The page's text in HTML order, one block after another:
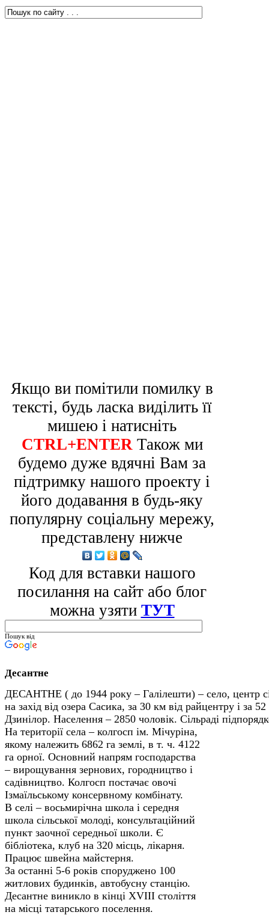
Якщо ви помітили помилку в
тексті, будь ласка виділить її
мишею і натисніть
CTRL+ENTER Також ми
будемо дуже вдячні Вам за
підтримку нашого проекту і
його додавання в будь-яку
популярну соціальну мережу,
представлену нижче
Код для вставки нашого
посилання на сайт або блог
можна узяти ТУТ
Пошук від
Десантне
ДЕСАНТНЕ ( до 1944 року – Галілешти) – село, центр
на захід від озера Сасика, за 30 км від райцентру і за 52
Дзинілор. Населення – 2850 чоловік. Сільраді
На території села – колгосп ім. Мічуріна,
якому належить 6862 га землі, в т. ч. 4122
га орної. Основний напрям господарства
– вирощування зернових, городництво і
садівництво. Колгосп постачає овочі
Ізмаїльському консервному комбінату.
В селі – восьмирічна школа і середня
школа сільської молоді, консультаційний
пункт заочної середньої школи. Є
бібліотека, клуб на 320 місць, лікарня.
Працює швейна майстерня.
За останні 5-6 років споруджено 100
житлових будинків, автобусну станцію.
Десантне виникло в кінці XVIII століття
на місці татарського поселення.